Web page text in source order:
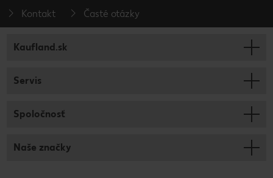
Kontakt Časté otázky
Kaufland.sk
Servis
Spoločnosť
Naše značky